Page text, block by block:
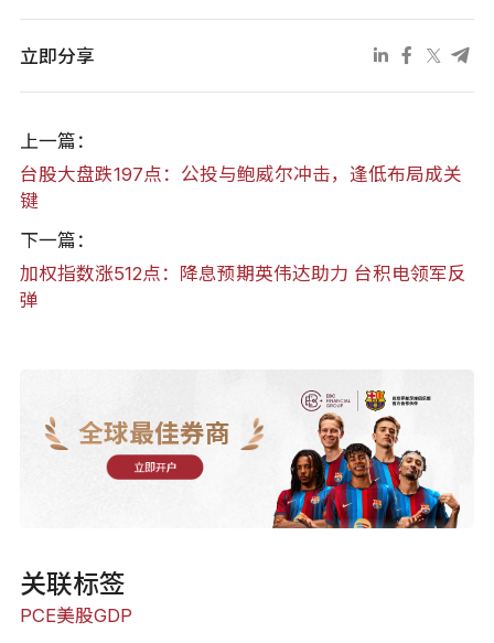
立即分享
上一篇：
台股大盘跌197点：公投与鲍威尔冲击，逢低布局成关
键
下一篇：
加权指数涨512点：降息预期英伟达助力 台积电领军反
弹
全球最佳券商
立即开户
关联标签
PCE美股GDP